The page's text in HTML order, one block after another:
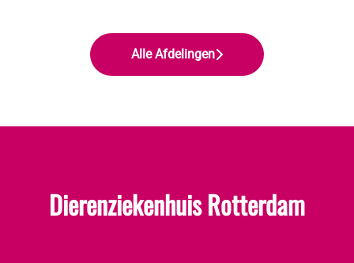
Alle Afdelingen
Dierenziekenhuis Rotterdam